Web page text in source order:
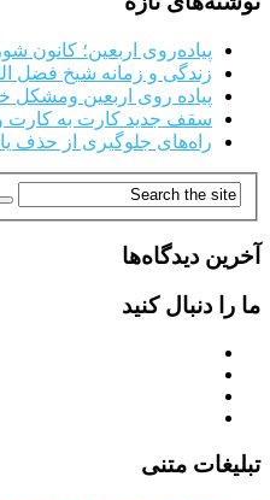
پیاده‌روی اربعین؛ کانون
زندگی و زمانه شیخ فضل
پیاده روی اربعین ومشکل
سقف جدید کارت به کارت و
راه‌های جلوگیری از حذف
آخرین دیدگاه‌ها
ما را دنبال کنید
تبلیغات متنی